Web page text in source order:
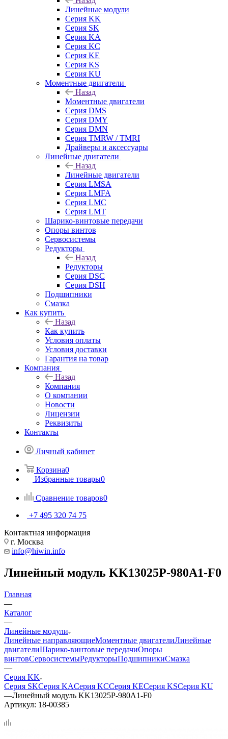
Линейные модули
Серия KK
Серия SK
Серия KA
Серия KC
Серия KE
Серия KS
Серия KU
Моментные двигатели
Назад
Моментные двигатели
Серия DMS
Серия DMY
Серия DMN
Серия TMRW / TMRI
Драйверы и аксессуары
Линейные двигатели
Назад
Линейные двигатели
Серия LMSA
Серия LMFA
Серия LMC
Серия LMT
Шарико-винтовые передачи
Опоры винтов
Сервосистемы
Редукторы
Назад
Редукторы
Серия DSC
Серия DSH
Подшипники
Смазка
Как купить
Назад
Как купить
Условия оплаты
Условия доставки
Гарантия на товар
Компания
Назад
Компания
О компании
Новости
Лицензии
Реквизиты
Контакты
Личный кабинет
Корзина0
Избранные товары0
Сравнение товаров0
+7 495 320 74 75
Контактная информация
г. Москва
info@hiwin.info
Линейный модуль KK13025P-980A1-F0
Главная
—
Каталог
—
Линейные модули
Линейные направляющиеМоментные двигателиЛинейные
двигателиШарико-винтовые передачиОпоры
винтовСервосистемыРедукторыПодшипникиСмазка
—
Серия KK
Серия SKСерия KAСерия KCСерия KEСерия KSСерия KU
—Линейный модуль KK13025P-980A1-F0
Артикул: 18-00385